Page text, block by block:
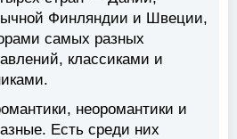
Финляндии и Швеции,
самых разных
классиками и
неоромантики и
Есть среди них